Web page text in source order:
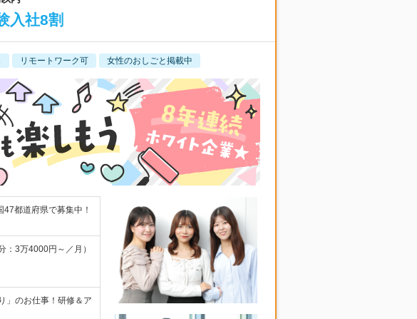
入社8割
リモートワーク可 女性のおしごと掲載中
都道府県で募集中！
3万4000円～／月）
」のお仕事！研修＆ア